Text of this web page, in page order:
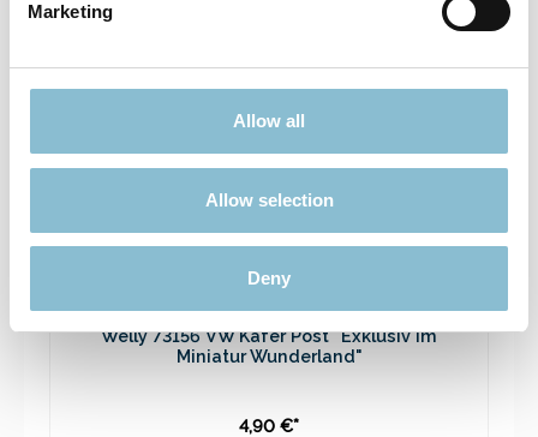
Marketing
Allow all
Allow selection
Deny
Welly 73156 VW Käfer Post "Exklusiv im
Miniatur Wunderland"
4,90 €*